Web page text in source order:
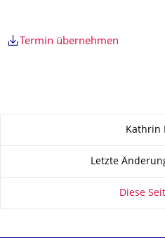
Termin übernehmen
Kathrin
Letzte
Diese